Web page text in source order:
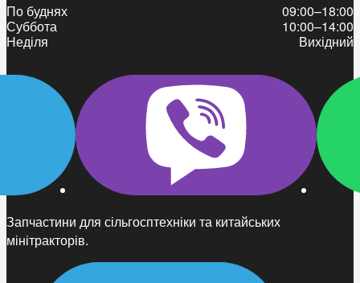
Запчастини для сільгосптехніки та китайських
мінітракторів.
По буднях
09:00–18:00
Суббота
10:00–14:00
Неділя
Вихідний